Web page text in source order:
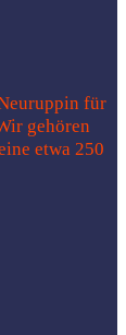
für
gehören
etwa 250